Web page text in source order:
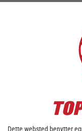
10. Frida Høgaard
Målvogter: 16.
18. Emilie Rosborg
Dette websted benytter